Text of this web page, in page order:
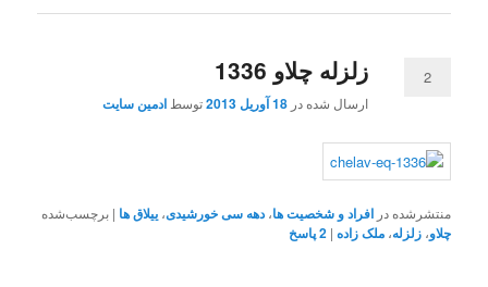
زلزله چلاو 1336
ارسال شده در18 آوریل 2013 توسطادمین سایت
2
منتشرشده در افراد و شخصیت ها،دهه سی خورشیدی،ییلاق ها |برچسب‌شده
چلاو،زلزله،ملک زاده |
2پاسخ